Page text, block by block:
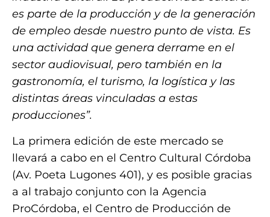
es parte de la producción y de la generación
de empleo desde nuestro punto de vista. Es
una actividad que genera derrame en el
sector audiovisual, pero también en la
gastronomía, el turismo, la logística y las
distintas áreas vinculadas a estas
producciones”.
La primera edición de este mercado se
llevará a cabo en el Centro Cultural Córdoba
(Av. Poeta Lugones 401), y es posible gracias
a al trabajo conjunto con la Agencia
ProCórdoba, el Centro de Producción de